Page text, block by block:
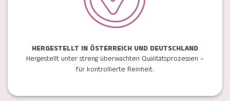
HERGESTELLT IN ÖSTERREICH UND DEUTSCHLAND
Hergestellt unter streng überwachten Qualitätsprozessen –
für kontrollierte Reinheit.